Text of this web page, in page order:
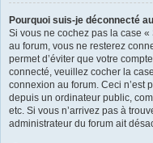
Pourquoi suis-je déconnecté
Si vous ne cochez pas la case
au forum, vous ne resterez
permet d’éviter que votre
connecté, veuillez cocher la
connexion au forum. Ceci n’est
depuis un ordinateur public,
etc. Si vous n’arrivez pas à
administrateur du forum ait